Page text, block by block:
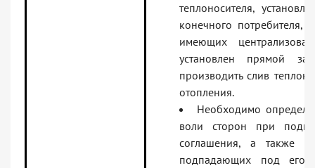
теплоносителя,
конечного потребителя,
имеющих
установлен прямой
производить слив
отопления.
Необходимо
воли сторон при
соглашения, а также
подпадающих под его